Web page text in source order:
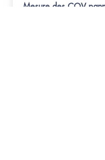
Mesure des COV